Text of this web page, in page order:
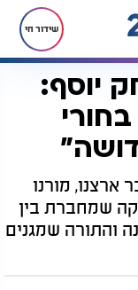
שידור חי
יוסף:
מורנו
שמחברת בין
והתורה שמגנים